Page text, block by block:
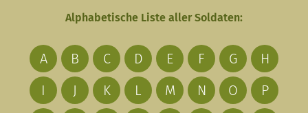
Alphabetische Liste aller Soldaten:
A B C D E F G
H
I
J K L M N O
P